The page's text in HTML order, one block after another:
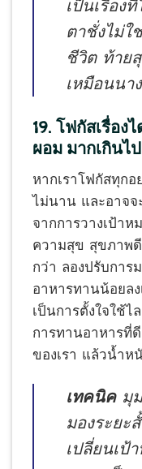
เป็นเรื่อง
ตาชั่งไม่ใ
ชีวิต ท้าย
เหมือนนา
19. โฟกัสเรื่อง
ผอม มากเกินไป
หากเราโฟกัสทุก
ไม่นาน และอาจจ
จากการวางเป้า
ความสุข สุขภาพ
กว่า ลองปรับการ
อาหารทานน้อยลง
เป็นการตั้งใจใช้
การทานอาหารที่
ของเรา แล้วน้ำห
เทคนิค มุ
มองระยะ
เปลี่ยนเป้